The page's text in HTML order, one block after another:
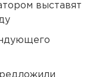
выставят